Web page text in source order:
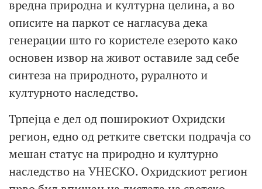
вредна природна и културна целина, а во
описите на паркот се нагласува дека
генерации што го користеле езерото како
основен извор на живот оставиле зад себе
синтеза на природното, руралното и
културното наследство.
Трпејца е дел од поширокиот Охридски
регион, едно од ретките светски подрачја со
мешан статус на природно и културно
наследство на УНЕСКО. Охридскиот регион